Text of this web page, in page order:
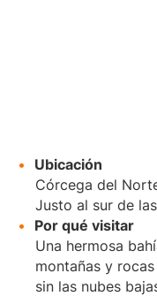
Ubicación
Córcega del
Justo al sur de
Por qué visitar
Una hermosa
montañas y
sin las nubes